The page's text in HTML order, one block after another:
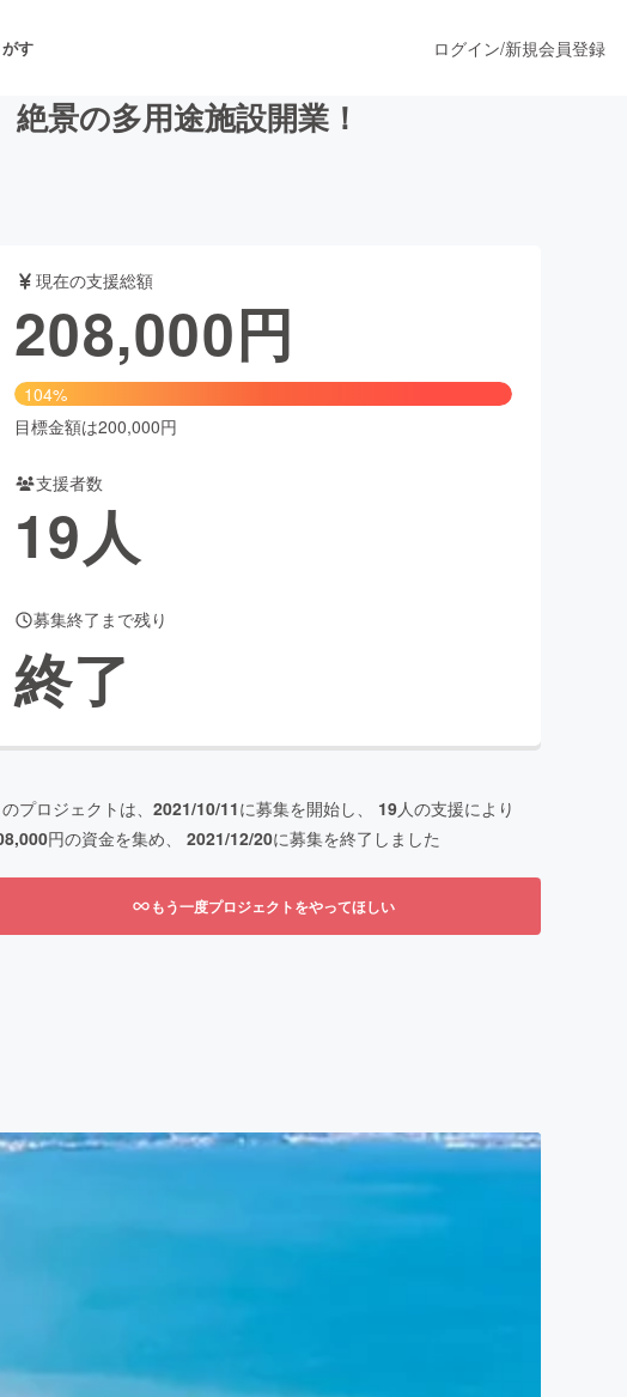
す
ーマンス
ファッション
ヘルスケア
ログイン/新規会員登録
景の多用途施設開業！
現在の支援総額
208,000円
104%
目標金額は200,000円
支援者数
19人
募集終了まで残り
終了
プロジェクトは、 2021/10/11に募集を開始し、 19人の支援により
円の資金を集め、 2021/12/20に募集を終了しました
もう一度プロジェクトをやってほしい